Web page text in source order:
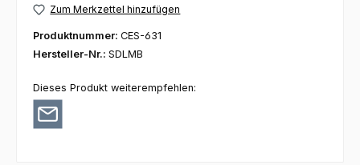
Zum Merkzettel hinzufügen
Produktnummer: CES-631
Hersteller-Nr.: SDLMB
Dieses Produkt weiterempfehlen: